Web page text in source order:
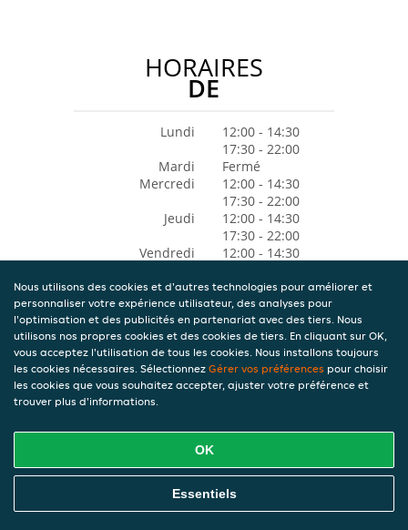
HORAIRES
DE
Lundi
12:00 - 14:30
17:30 - 22:00
Mardi
Fermé
Mercredi
12:00 - 14:30
17:30 - 22:00
Jeudi
12:00 - 14:30
17:30 - 22:00
Vendredi
12:00 - 14:30
Samedi
12:00 - 14:30
17:30 - 22:00
Dimanche
12:00 - 14:30
17:30 - 22:00
Nous utilisons des cookies et d'autres technologies pour améliorer et
personnaliser votre expérience utilisateur, des analyses pour
l'optimisation et des publicités en partenariat avec des tiers. Nous
utilisons nos propres cookies et des cookies de tiers. En cliquant sur OK,
vous acceptez l'utilisation de tous les cookies. Nous installons toujours
les cookies nécessaires. Sélectionnez Gérer vos préférences pour choisir
les cookies que vous souhaitez accepter, ajuster votre préférence et
trouver plus d'informations.
OK
Essentiels